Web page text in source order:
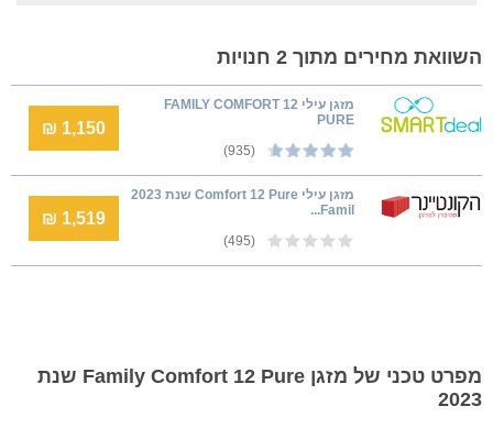
השוואת מחירים מתוך 2 חנויות
מזגן עילי FAMILY COMFORT 12
PURE
(935)
1,150 ₪
מזגן עילי Comfort 12 Pure שנת 2023
Famil...
(495)
1,519 ₪
מפרט טכני של מזגן Family Comfort 12 Pure שנת
2023